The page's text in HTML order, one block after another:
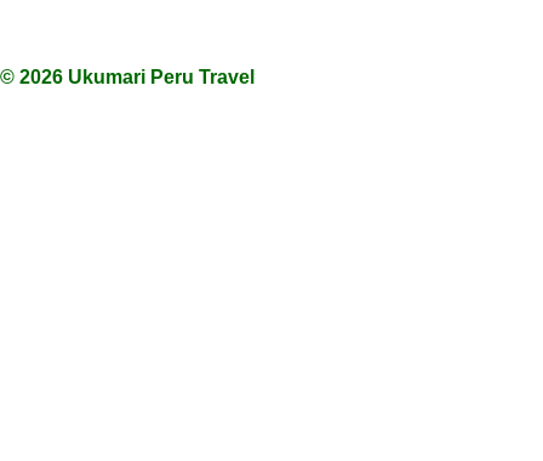
© 2026 Ukumari Peru Travel